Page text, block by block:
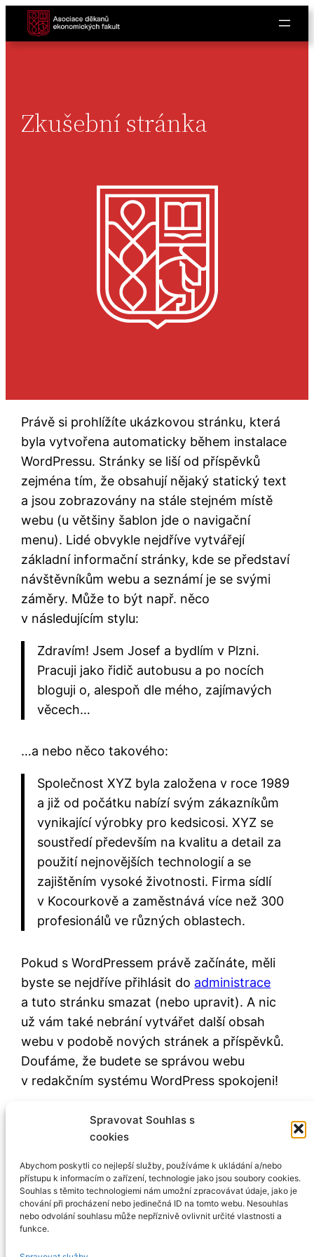
Spravovat Souhlas s
cookies
Abychom poskytli co nejlepší služby, používáme k ukládání a/nebo
přístupu k informacím o zařízení, technologie jako jsou soubory cookies.
Souhlas s těmito technologiemi nám umožní zpracovávat údaje, jako je
chování při procházení nebo jedinečná ID na tomto webu. Nesouhlas
nebo odvolání souhlasu může nepříznivě ovlivnit určité vlastnosti a
funkce.
Zkušební stránka
Právě si prohlížíte ukázkovou stránku, která
byla vytvořena automaticky během instalace
WordPressu. Stránky se liší od příspěvků
zejména tím, že obsahují nějaký statický text
a jsou zobrazovány na stále stejném místě
webu (u většiny šablon jde o navigační
menu). Lidé obvykle nejdříve vytvářejí
základní informační stránky, kde se představí
návštěvníkům webu a seznámí je se svými
záměry. Může to být např. něco
v následujícím stylu:
Zdravím! Jsem Josef a bydlím v Plzni.
Pracuji jako řidič autobusu a po nocích
bloguji o, alespoň dle mého, zajímavých
věcech…
…a nebo něco takového:
Společnost XYZ byla založena v roce 1989
a již od počátku nabízí svým zákazníkům
vynikající výrobky pro kedsicosi. XYZ se
soustředí především na kvalitu a detail za
použití nejnovějších technologií a se
zajištěním vysoké životnosti. Firma sídlí
v Kocourkově a zaměstnává více než 300
profesionálů ve různých oblastech.
Pokud s WordPressem právě začínáte, měli
byste se nejdříve přihlásit do administrace
a tuto stránku smazat (nebo upravit). A nic
už vám také nebrání vytvářet další obsah
webu v podobě nových stránek a příspěvků.
Doufáme, že budete se správou webu
v redakčním systému WordPress spokojeni!
Žádné nadcházející události akce.
Asociace děkanů ekonomických fakult